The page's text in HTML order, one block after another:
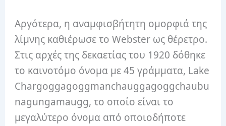
Αργότερα, η αναμφισβήτητη ομορφιά της
λίμνης καθιέρωσε το Webster ως θέρετρο.
Στις αρχές της δεκαετίας του 1920 δόθηκε
το καινοτόμο όνομα με 45 γράμματα, Lake
Chargoggagoggmanchauggagoggchaubu
nagungamaugg, το οποίο είναι το
μεγαλύτερο όνομα από οποιοδήποτε